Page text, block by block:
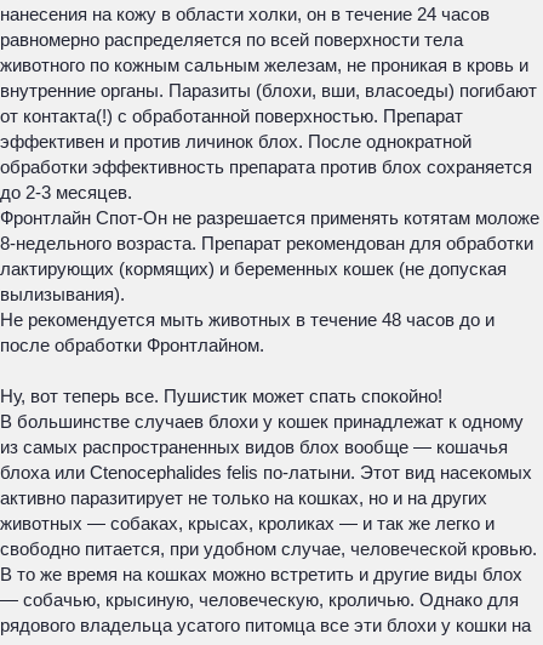
нанесения на кожу в области холки, он в течение 24 часов
равномерно распределяется по всей поверхности тела
животного по кожным сальным железам, не проникая в кровь и
внутренние органы. Паразиты (блохи, вши, власоеды) погибают
от контакта(!) с обработанной поверхностью. Препарат
эффективен и против личинок блох. После однократной
обработки эффективность препарата против блох сохраняется
до 2-3 месяцев.
Фронтлайн Спот-Он не разрешается применять котятам моложе
8-недельного возраста. Препарат рекомендован для обработки
лактирующих (кормящих) и беременных кошек (не допуская
вылизывания).
Не рекомендуется мыть животных в течение 48 часов до и
после обработки Фронтлайном.
Ну, вот теперь все. Пушистик может спать спокойно!
В большинстве случаев блохи у кошек принадлежат к одному
из самых распространенных видов блох вообще — кошачья
блоха или Ctenocephalides felis по-латыни. Этот вид насекомых
активно паразитирует не только на кошках, но и на других
животных — собаках, крысах, кроликах — и так же легко и
свободно питается, при удобном случае, человеческой кровью.
В то же время на кошках можно встретить и другие виды блох
— собачью, крысиную, человеческую, кроличью. Однако для
рядового владельца усатого питомца все эти блохи у кошки на